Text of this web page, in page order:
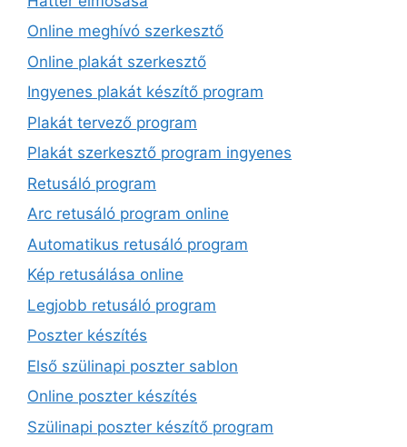
Online meghívó szerkesztő
Online plakát szerkesztő
Ingyenes plakát készítő program
Plakát tervező program
Plakát szerkesztő program ingyenes
Retusáló program
Arc retusáló program online
Automatikus retusáló program
Kép retusálása online
Legjobb retusáló program
Poszter készítés
Első szülinapi poszter sablon
Online poszter készítés
Szülinapi poszter készítő program